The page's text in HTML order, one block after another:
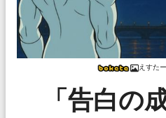
えすた
「告白の